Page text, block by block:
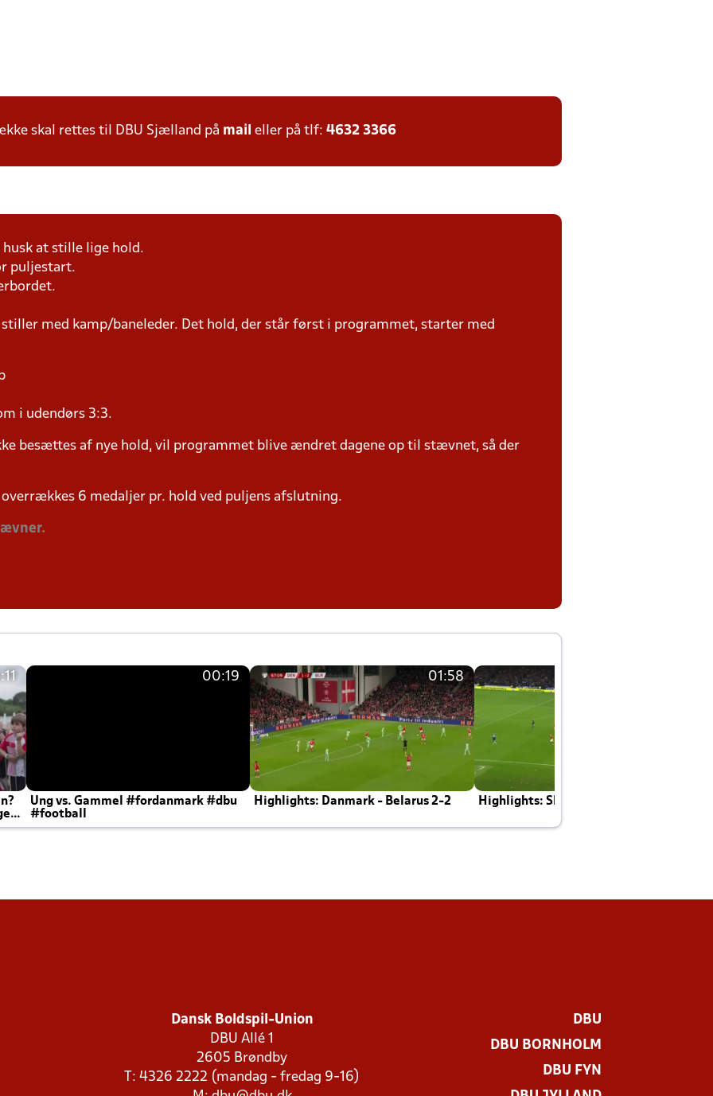
skal rettes til DBU Sjælland på mail eller på tlf: 4632 3366
husk at stille lige hold.
puljestart.
med kamp/baneleder. Det hold, der står først i programmet, starter med
i udendørs 3:3.
besættes af nye hold, vil programmet blive ændret dagene op til stævnet, så der
6 medaljer pr. hold ved puljens afslutning.
00:19
Ung vs. Gammel #fordanmark #dbu
#football
01:58
Highlights: Danmark - Belarus 2-2 Highlights: Skotland - Danmark 4-2
Dansk Boldspil-Union
DBU Allé 1
2605 Brøndby
T: 4326 2222 (mandag - fredag 9-16)
DBU
DBU BORNHOLM
DBU FYN